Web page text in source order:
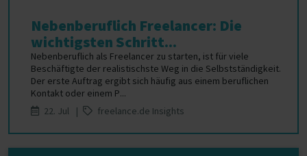
Nebenberuflich Freelancer: Die
wichtigsten Schritt...
Nebenberuflich als Freelancer zu starten, ist für viele
Beschäftigte der realistischste Weg in die Selbstständigkeit.
Der erste Auftrag ergibt sich häufig aus einem beruflichen
Kontakt oder einem P...
22. Jul |
freelance.de Insights